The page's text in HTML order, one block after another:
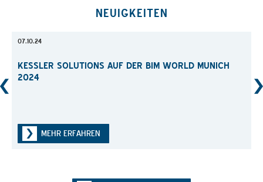
NEUIGKEITEN
07.10.24
KESSLER SOLUTIONS AUF DER BIM WORLD MUNICH 2
024
MEHR ERFAHREN
2024
07.10